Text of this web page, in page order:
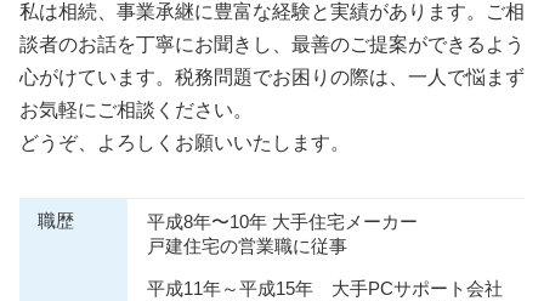
私は相続、事業承継に豊富な経験と実績があります。ご相
談者のお話を丁寧にお聞きし、最善のご提案ができるよう
心がけています。税務問題でお困りの際は、一人で悩まず
お気軽にご相談ください。
どうぞ、よろしくお願いいたします。
職歴
平成8年〜10年 大手住宅メーカー
戸建住宅の営業職に従事
平成11年～平成15年 大手PCサポート会社